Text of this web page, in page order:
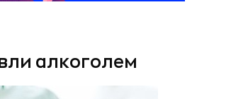
алкоголем